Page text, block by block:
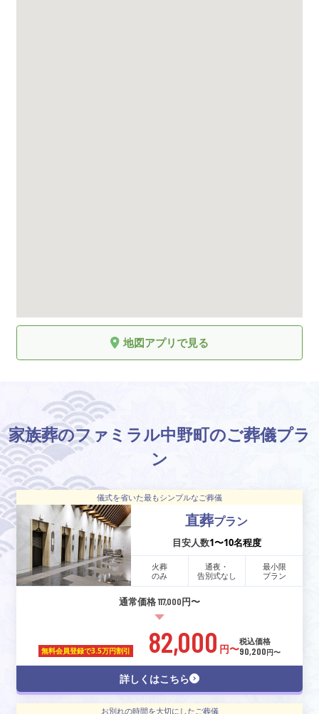
地図アプリで見る
家族葬のファミラル中野町のご葬儀プラ
ン
儀式を省いた最もシンプルなご葬儀
直葬プラン
目安人数1〜10名程度
火葬
のみ
通夜・
告別式なし
最小限
プラン
通常価格 117,000円〜
無料会員登録で3.5万円割引 82,000 円〜
税込価格
90,200円〜
詳しくはこちら
お別れの時間を大切にしたご葬儀